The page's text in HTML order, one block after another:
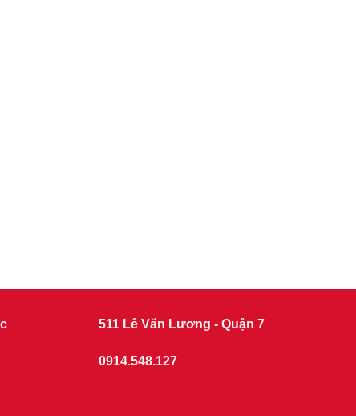
511 Lê Văn Lương - Quận 7
0914.548.127